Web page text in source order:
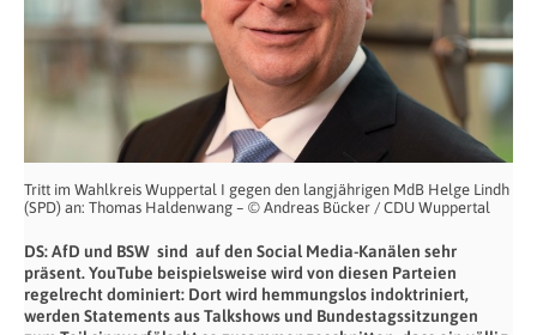
Tritt im Wahlkreis Wuppertal I gegen den langjährigen MdB Helge Lindh
(SPD) an: Thomas Haldenwang – © Andreas Bücker / CDU Wuppertal
DS: AfD und BSW sind auf den Social Media-Kanälen sehr
präsent. YouTube beispielsweise wird von diesen Parteien
regelrecht dominiert: Dort wird hemmungslos indoktriniert,
werden Statements aus Talkshows und Bundestagssitzungen